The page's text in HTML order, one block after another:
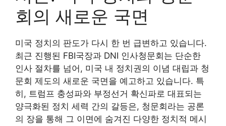
회의 새로운 국면
미국 정치의 판도가 다시 한 번 급변하고 있습니다.
최근 진행된 FBI국장과 DNI 인사청문회는 단순한
인사 절차를 넘어, 미국 내 정치권의 이념 대립과 청
문회 제도의 새로운 국면을 예고하고 있습니다. 특
히, 트럼프 충성파와 부정선거 확신파로 대표되는
양극화된 정치 세력 간의 갈등은, 청문회라는 공론
의 장을 통해 그 이면에 숨겨진 다양한 정치적 메시